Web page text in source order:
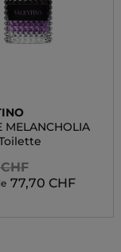
MELANCHOLIA
77,70 CHF